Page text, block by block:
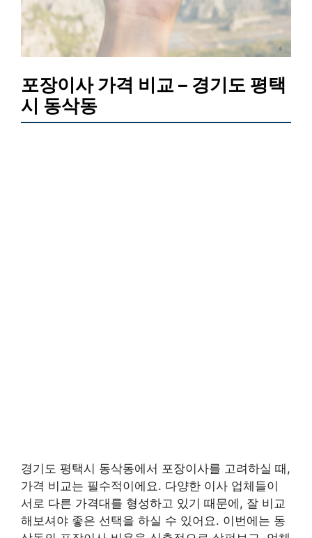
포장이사 가격 비교 – 경기도 평택
시 동삭동
경기도 평택시 동삭동에서 포장이사를 고려하실 때,
가격 비교는 필수적이에요. 다양한 이사 업체들이
서로 다른 가격대를 형성하고 있기 때문에, 잘 비교
해보셔야 좋은 선택을 하실 수 있어요. 이번에는 동